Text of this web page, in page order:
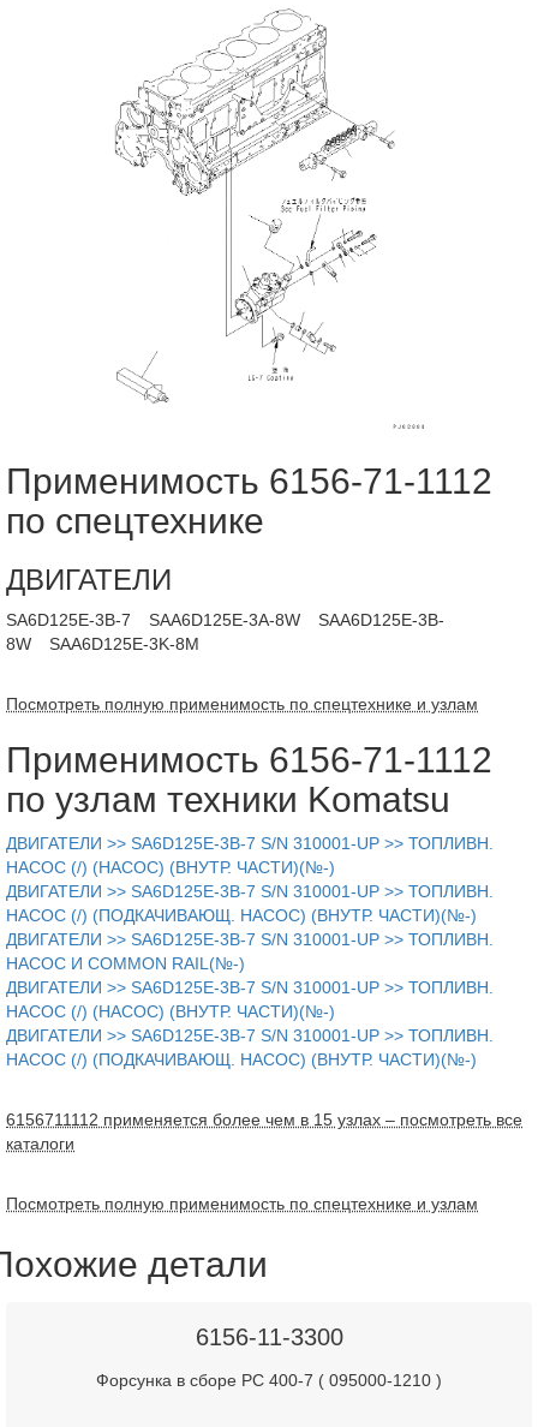
Применимость 6156-71-1112
по спецтехнике
ДВИГАТЕЛИ
SA6D125E-3B-7 SAA6D125E-3A-8W
SAA6D125E-3B-
8W
SAA6D125E-3K-8M
Посмотреть полную применимость по спецтехнике и узлам
Применимость 6156-71-1112
по узлам техники Komatsu
ДВИГАТЕЛИ >> SA6D125E-3B-7 S/N 310001-UP >> ТОПЛИВН.
НАСОС (/) (НАСОС) (ВНУТР. ЧАСТИ)(№-)
ДВИГАТЕЛИ >> SA6D125E-3B-7 S/N 310001-UP >> ТОПЛИВН.
НАСОС (/) (ПОДКАЧИВАЮЩ. НАСОС) (ВНУТР. ЧАСТИ)(№-)
ДВИГАТЕЛИ >> SA6D125E-3B-7 S/N 310001-UP >> ТОПЛИВН.
НАСОС И COMMON RAIL(№-)
ДВИГАТЕЛИ >> SA6D125E-3B-7 S/N 310001-UP >> ТОПЛИВН.
НАСОС (/) (НАСОС) (ВНУТР. ЧАСТИ)(№-)
ДВИГАТЕЛИ >> SA6D125E-3B-7 S/N 310001-UP >> ТОПЛИВН.
НАСОС (/) (ПОДКАЧИВАЮЩ. НАСОС) (ВНУТР. ЧАСТИ)(№-)
6156711112 применяется более чем в 15 узлах – посмотреть все
каталоги
Посмотреть полную применимость по спецтехнике и узлам
детали
6156-11-3300
Форсунка в сборе PC 400-7 ( 095000-1210 )